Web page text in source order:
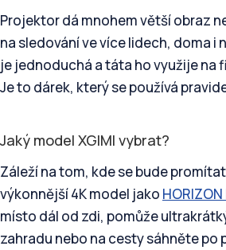
Projektor dá mnohem větší obraz
na sledování ve více lidech, doma i
je jednoduchá a táta ho využije na
Je to dárek, který se používá
Jaký model XGIMI vybrat?
Záleží na tom, kde se bude
výkonnější 4K model jako HORIZON
místo dál od zdi, pomůže
zahradu nebo na cesty sáhněte po